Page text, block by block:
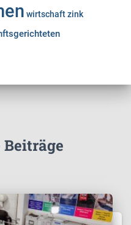
wirtschaftzink